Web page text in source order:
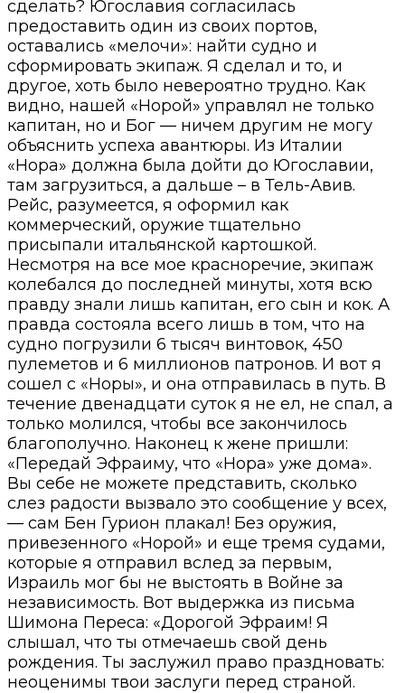
сделать? Югославия согласилась
предоставить один из своих портов,
оставались «мелочи»: найти судно и
сформировать экипаж. Я сделал и то, и
другое, хоть было невероятно трудно. Как
видно, нашей «Норой» управлял не только
капитан, но и Бог — ничем другим не могу
объяснить успеха авантюры. Из Италии
«Нора» должна была дойти до Югославии,
там загрузиться, а дальше – в Тель-Авив.
Рейс, разумеется, я оформил как
коммерческий, оружие тщательно
присыпали итальянской картошкой.
Несмотря на все мое красноречие, экипаж
колебался до последней минуты, хотя всю
правду знали лишь капитан, его сын и кок. А
правда состояла всего лишь в том, что на
судно погрузили 6 тысяч винтовок, 450
пулеметов и 6 миллионов патронов. И вот я
сошел с «Норы», и она отправилась в путь. В
течение двенадцати суток я не ел, не спал, а
только молился, чтобы все закончилось
благополучно. Наконец к жене пришли:
«Передай Эфраиму, что «Нора» уже дома».
Вы себе не можете представить, сколько
слез радости вызвало это сообщение у всех,
— сам Бен Гурион плакал! Без оружия,
привезенного «Норой» и еще тремя судами,
которые я отправил вслед за первым,
Израиль мог бы не выстоять в Войне за
независимость. Вот выдержка из письма
Шимона Переса: «Дорогой Эфраим! Я
слышал, что ты отмечаешь свой день
рождения. Ты заслужил право праздновать:
неоценимы твои заслуги перед страной.